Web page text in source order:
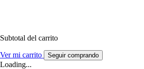
Subtotal del carrito
Ver mi carrito Seguir comprando
Loading...